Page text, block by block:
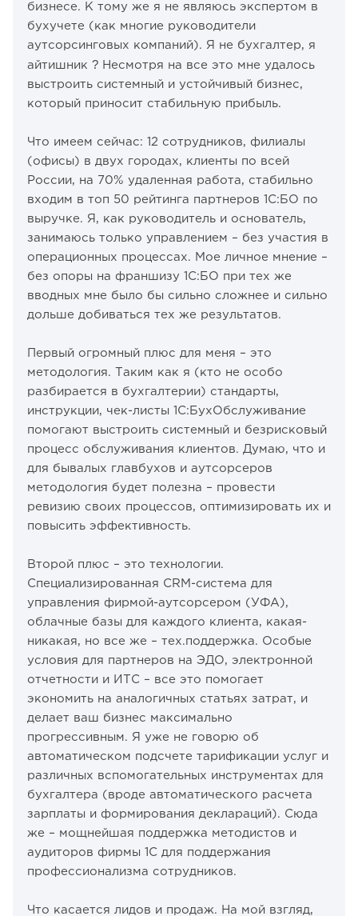
бизнесе. К тому же я не являюсь экспертом в
бухучете (как многие руководители
аутсорсинговых компаний). Я не бухгалтер, я
айтишник ? Несмотря на все это мне удалось
выстроить системный и устойчивый бизнес,
который приносит стабильную прибыль.
Что имеем сейчас: 12 сотрудников, филиалы
(офисы) в двух городах, клиенты по всей
России, на 70% удаленная работа, стабильно
входим в топ 50 рейтинга партнеров 1С:БО по
выручке. Я, как руководитель и основатель,
занимаюсь только управлением – без участия в
операционных процессах. Мое личное мнение –
без опоры на франшизу 1С:БО при тех же
вводных мне было бы сильно сложнее и сильно
дольше добиваться тех же результатов.
Первый огромный плюс для меня – это
методология. Таким как я (кто не особо
разбирается в бухгалтерии) стандарты,
инструкции, чек-листы 1С:БухОбслуживание
помогают выстроить системный и безрисковый
процесс обслуживания клиентов. Думаю, что и
для бывалых главбухов и аутсорсеров
методология будет полезна – провести
ревизию своих процессов, оптимизировать их и
повысить эффективность.
Второй плюс – это технологии.
Специализированная CRM-система для
управления фирмой-аутсорсером (УФА),
облачные базы для каждого клиента, какая-
никакая, но все же – тех.поддержка. Особые
условия для партнеров на ЭДО, электронной
отчетности и ИТС – все это помогает
экономить на аналогичных статьях затрат, и
делает ваш бизнес максимально
прогрессивным. Я уже не говорю об
автоматическом подсчете тарификации услуг и
различных вспомогательных инструментах для
бухгалтера (вроде автоматического расчета
зарплаты и формирования деклараций). Сюда
же – мощнейшая поддержка методистов и
аудиторов фирмы 1С для поддержания
профессионализма сотрудников.
Что касается лидов и продаж. На мой взгляд,